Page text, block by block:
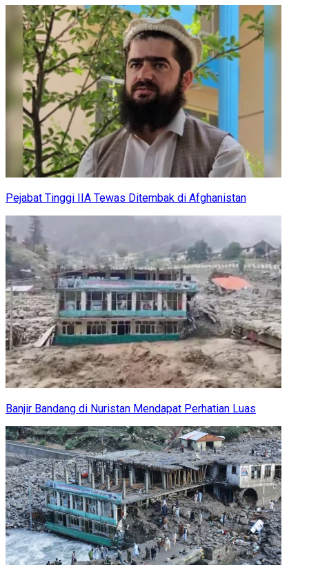
Pejabat Tinggi IIA Tewas Ditembak di Afghanistan
Banjir Bandang di Nuristan Mendapat Perhatian Luas